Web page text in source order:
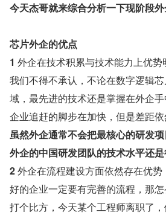
今天杰哥就来综合分析一下现阶段外
芯片外企的优点
1 外企在技术积累与技术能力上优势
我们不得不承认，不论在数字逻辑
域，最先进的技术还是掌握在外企
企业追赶的脚步在加快，但是差距依
虽然外企通常不会把最核心的研发
外企的中国研发团队的技术水平还是
2 外企在流程建设方面依然存在优势
好的企业一定要有完善的流程，那
打个比方，今天某个工程师离职了